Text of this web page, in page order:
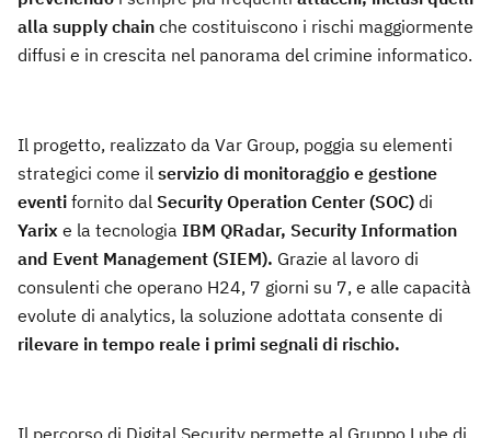
alla supply chain che costituiscono i rischi maggiormente
diffusi e in crescita nel panorama del crimine informatico.
Il progetto, realizzato da Var Group, poggia su elementi
strategici come il servizio di monitoraggio e gestione
eventi fornito dal Security Operation Center (SOC) di
Yarix e la tecnologia IBM QRadar, Security Information
and Event Management (SIEM). Grazie al lavoro di
consulenti che operano H24, 7 giorni su 7, e alle capacità
evolute di analytics, la soluzione adottata consente di
rilevare in tempo reale i primi segnali di rischio.
Il percorso di Digital Security permette al Gruppo Lube di